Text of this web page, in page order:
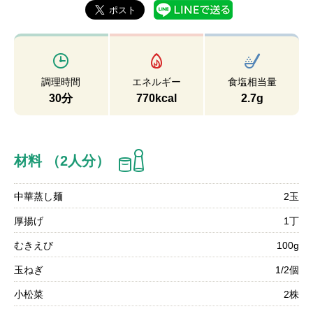
調理時間
30分
エネルギー
770kcal
食塩相当量
2.7g
材料 （2人分）
中華蒸し麺 2玉
厚揚げ 1丁
むきえび 100g
玉ねぎ 1/2個
小松菜 2株